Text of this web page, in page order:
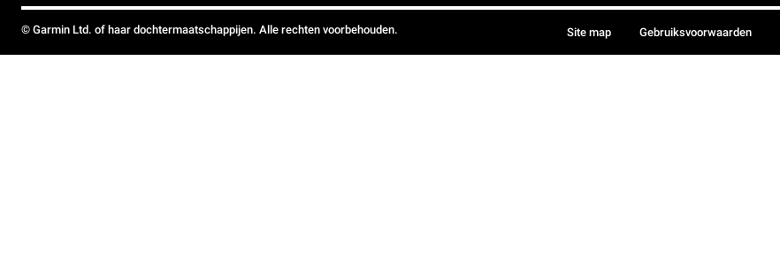
© Garmin Ltd. of haar dochtermaatschappijen. Alle rechten voorbehouden. Site map Gebruiksvoorwaarden